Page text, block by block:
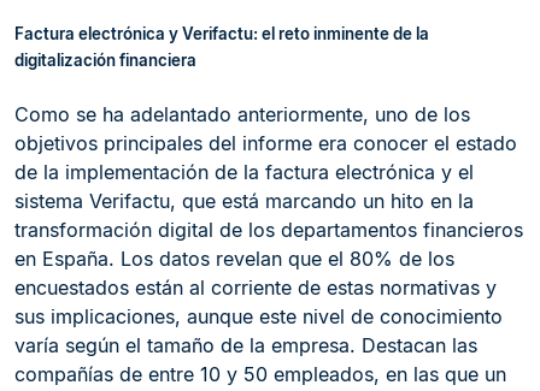
Factura electrónica y Verifactu: el reto inminente de la
digitalización financiera
Como se ha adelantado anteriormente, uno de los
objetivos principales del informe era conocer el estado
de la implementación de la factura electrónica y el
sistema Verifactu, que está marcando un hito en la
transformación digital de los departamentos financieros
en España. Los datos revelan que el 80% de los
encuestados están al corriente de estas normativas y
sus implicaciones, aunque este nivel de conocimiento
varía según el tamaño de la empresa. Destacan las
compañías de entre 10 y 50 empleados, en las que un